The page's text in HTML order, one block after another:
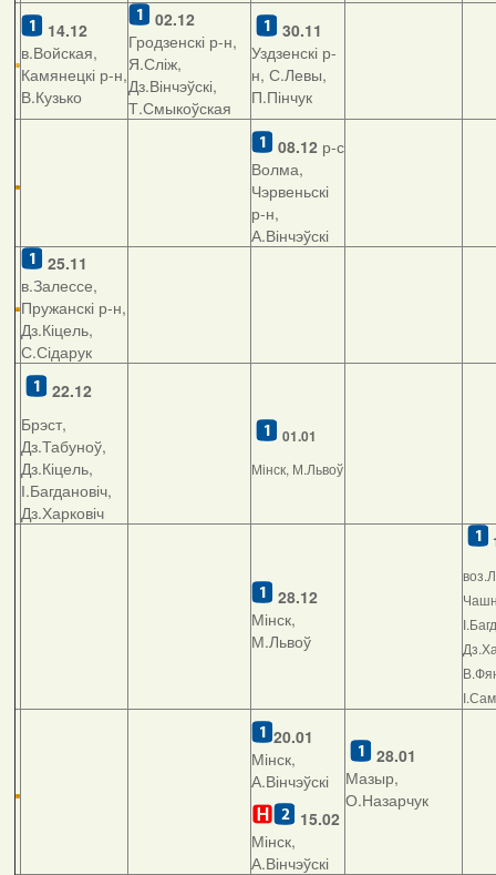
14.12
в.Войская,
Камянецкі р-н,
В.Кузько
02.12
Гродзенскі р-н,
Я.Сліж,
Дз.Вінчэўскі,
Т.Смыкоўская
30.11
Уздзенскі р-
н, С.Левы,
П.Пінчук
08.12 р-с
Волма,
Чэрвеньскі
р-н,
А.Вінчэўскі
25.11
в.Залессе,
Пружанскі р-н,
Дз.Кіцель,
С.Сідарук
22.12
Брэст,
Дз.Табуноў,
Дз.Кіцель,
І.Багдановіч,
Дз.Харковіч
01.01
Мінск, М.Львоў
28.12
Мінск,
М.Львоў
20.01
Мінск,
А.Вінчэўскі
15.02
Мінск,
А.Вінчэўскі
28.01
Мазыр,
О.Назарчук